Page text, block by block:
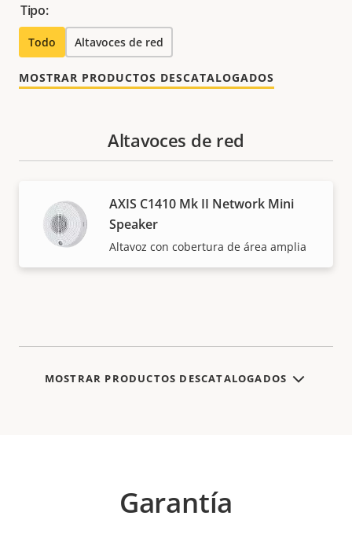
Tipo:
Todo Altavoces de red
MOSTRAR PRODUCTOS DESCATALOGADOS
Altavoces de red
AXIS C1410 Mk II Network Mini
Speaker
Altavoz con cobertura de área amplia
MOSTRAR PRODUCTOS DESCATALOGADOS
Garantía